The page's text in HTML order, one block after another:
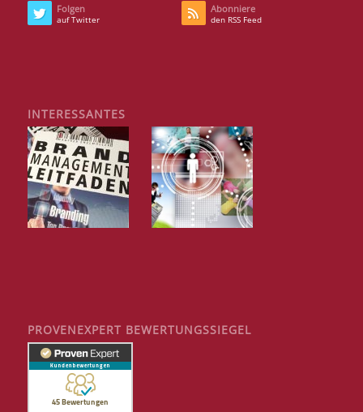
Folgen
auf Twitter
Abonniere
den RSS Feed
INTERESSANTES
PROVENEXPERT BEWERTUNGSSIEGEL